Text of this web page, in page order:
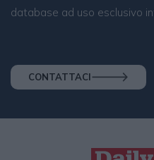
database ad uso esclusivo
CONTATTACI